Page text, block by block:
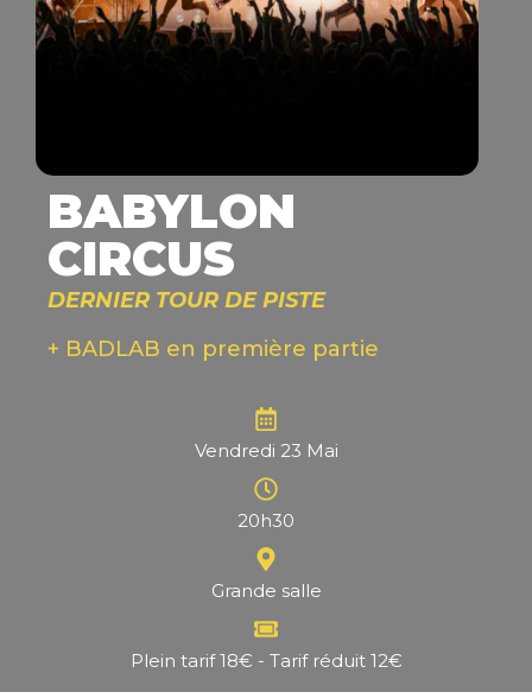
BABYLON
CIRCUS
DERNIER TOUR DE PISTE
+ BADLAB en première partie
Vendredi 23 Mai
20h30
Grande salle
Plein tarif 18€ - Tarif réduit 12€